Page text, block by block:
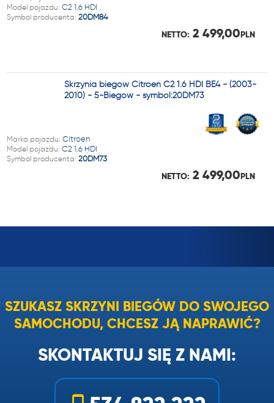
Model pojazdu: C2 1.6 HDI
Symbol producenta: 20DM84
NETTO: 2 499,00PLN
Skrzynia biegów Citroen C2 1.6 HDI BE4 - (2003-
2010) - 5-Biegów - symbol:20DM73
Marka pojazdu: Citroen
Model pojazdu: C2 1.6 HDI
Symbol producenta: 20DM73
NETTO: 2 499,00PLN
SZUKASZ SKRZYNI BIEGÓW DO SWOJEGO
SAMOCHODU, CHCESZ JĄ NAPRAWIĆ?
SKONTAKTUJ SIĘ Z NAMI: